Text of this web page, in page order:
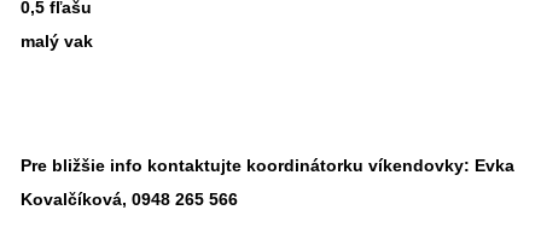
0,5 fľašu
malý vak
Pre bližšie info kontaktujte koordinátorku víkendovky: Evka
Kovalčíková, 0948 265 566